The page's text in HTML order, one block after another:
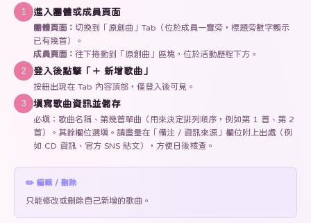
1 進入團體或成員頁面
團體頁面： 切換到「原創曲」Tab（位於成員一覽旁，標題旁數字顯示
已有幾首）。
成員頁面： 往下捲動到「原創曲」區塊，位於活動歷程下方。
2
登入後點擊「＋ 新增歌曲」
按鈕出現在 Tab 內容頂部，僅登入後可見。
3
填寫歌曲資訊並儲存
必填：歌曲名稱、第幾首單曲（用來決定排列順序，例如第 1 首、第 2
首）。其餘欄位選填。請盡量在「備注 / 資訊來源」欄位附上出處（例
如 CD 資訊、官方 SNS 貼文），方便日後核查。
✏️ 編輯 / 刪除
只能修改或刪除自己新增的歌曲。